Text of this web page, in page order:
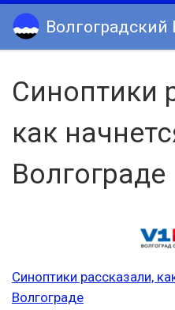
Skip to content
Синоптики
как
Волгограде
Синоптики рассказали,
Волгограде